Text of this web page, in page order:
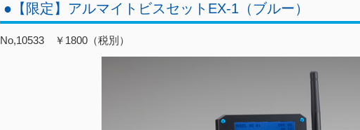
●【限定】アルマイトビスセットEX-1（ブルー）
No,10533 ￥1800（税別）